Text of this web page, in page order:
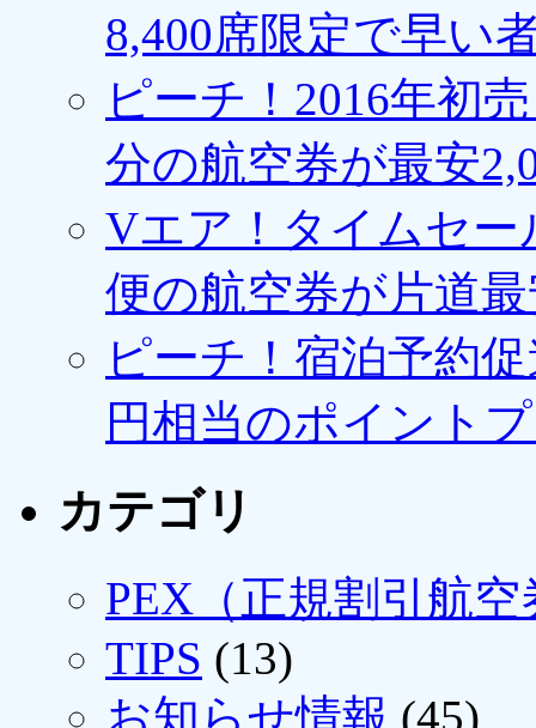
8,400席限定で早い
ピーチ！2016年初
分の航空券が最安
Vエア！タイムセー
便の航空券が片道最
ピーチ！宿泊予約
円相当のポイント
カテゴリ
PEX（正規割引航空
TIPS (13)
お知らせ情報 (45)